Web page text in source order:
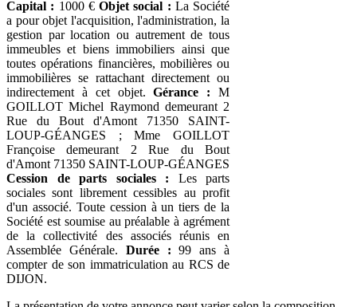
Capital : 1000 € Objet social : La Société
a pour objet l'acquisition, l'administration, la
gestion par location ou autrement de tous
immeubles et biens immobiliers ainsi que
toutes opérations financières, mobilières ou
immobilières se rattachant directement ou
indirectement à cet objet.Gérance : M
GOILLOT Michel Raymond demeurant 2
Rue du Bout d'Amont 71350 SAINT-
LOUP-GÉANGES ; Mme GOILLOT
Françoise demeurant 2 Rue du Bout
d'Amont 71350 SAINT-LOUP-GÉANGES
Cession de parts sociales : Les parts
sociales sont librement cessibles au profit
d'un associé. Toute cession à un tiers de la
Société est soumise au préalable à agrément
de la collectivité des associés réunis en
Assemblée Générale. Durée : 99 ans à
compter de son immatriculation au RCS de
DIJON.